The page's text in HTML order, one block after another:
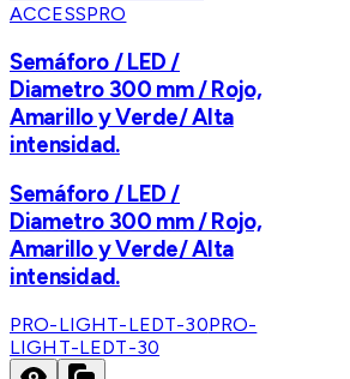
ACCESSPRO
Semáforo / LED /
Diametro 300 mm / Rojo,
Amarillo y Verde/ Alta
intensidad.
Semáforo / LED /
Diametro 300 mm / Rojo,
Amarillo y Verde/ Alta
intensidad.
PRO-LIGHT-LEDT-30PRO-
LIGHT-LEDT-30